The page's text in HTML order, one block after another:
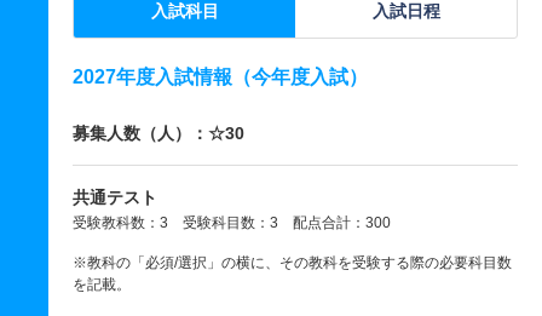
入試科目 入試日程
2027年度入試情報（今年度入試）
募集人数（人）：☆30
共通テスト
受験教科数：3 受験科目数：3 配点合計：300
※教科の「必須/選択」の横に、その教科を受験する際の必要科目数
を記載。